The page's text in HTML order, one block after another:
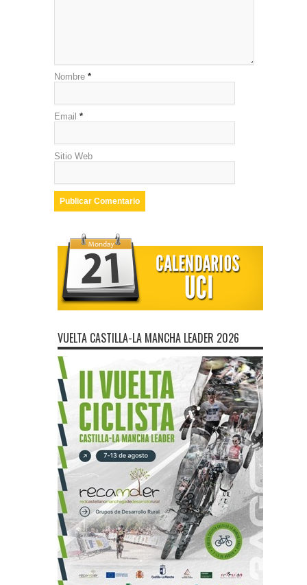
Nombre *
Email *
Sitio Web
VUELTA CASTILLA-LA MANCHA LEADER 2026